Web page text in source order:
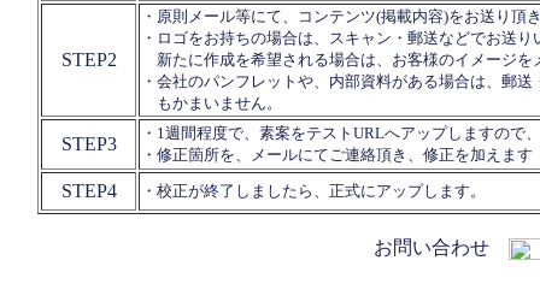
STEP2
・原則メール等にて、コンテンツ(掲載内容)をお送り頂
・ロゴをお持ちの場合は、スキャン・郵送などでお送
新たに作成を希望される場合は、お客様のイメージを
・会社のパンフレットや、内部資料がある場合は、郵
もかまいません。
STEP3
・1週間程度で、素案をテストURLへアップしますので
・修正箇所を、メールにてご連絡頂き、修正を加えます
STEP4 ・校正が終了しましたら、正式にアップします。
お問い合わせ